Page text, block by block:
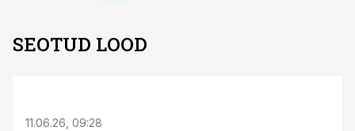
SEOTUD LOOD
11.06.26, 09:28